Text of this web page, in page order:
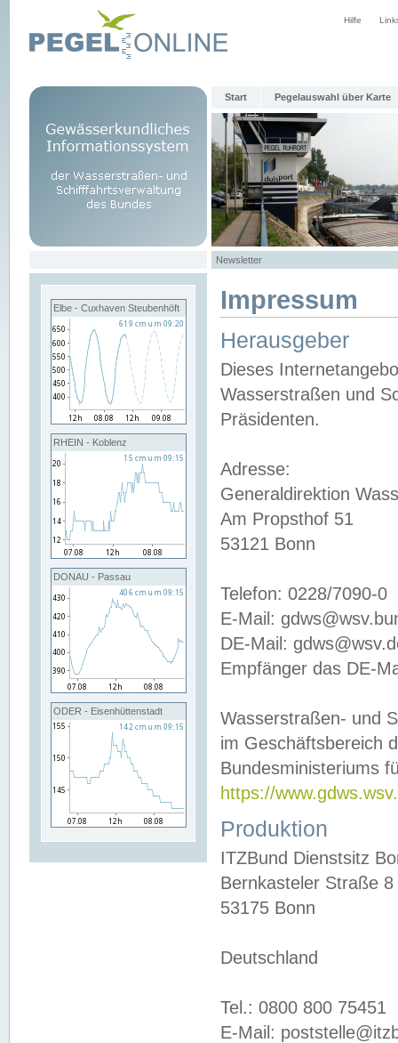
Hilfe
Start Pegelauswahl über Karte
Newsletter
Elbe - Cuxhaven Steubenhöft
RHEIN - Koblenz
DONAU - Passau
ODER - Eisenhüttenstadt
Impressum
Herausgeber
Dieses
Wasserstraßen und
Präsidenten.
Adresse:
Generaldirektion
Am Propsthof 51
53121 Bonn
Telefon: 0228/7090-0
E-Mail:
DE-Mail:
Empfänger das DE-
Wasserstraßen- und
im Geschäftsbereich
Bundesministeriums
https://
Produktion
ITZBund Dienstsitz
Bernkasteler Straße 8
53175 Bonn
Deutschland
Tel.: 0800 800 75451
E-Mail: